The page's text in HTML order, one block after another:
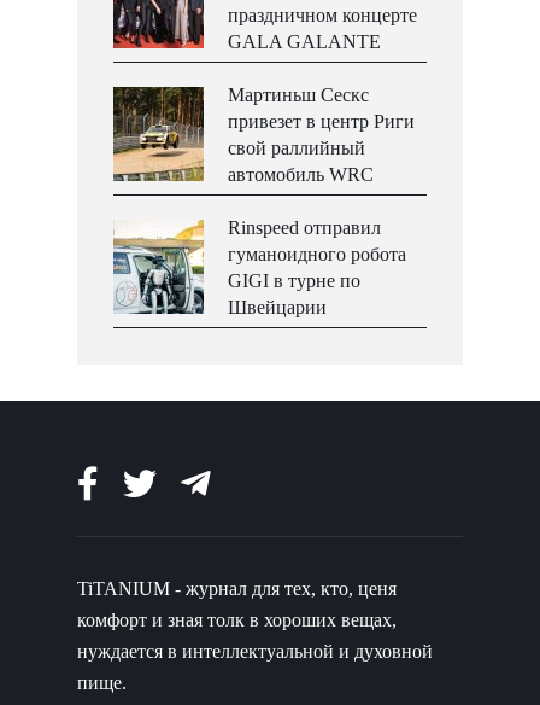
праздничном концерте
GALA GALANTE
Мартиньш Сескс
привезет в центр Риги
свой раллийный
автомобиль WRC
Rinspeed отправил
гуманоидного робота
GIGI в турне по
Швейцарии
TiTANIUM - журнал для тех, кто, ценя
комфорт и зная толк в хороших вещах,
нуждается в интеллектуальной и духовной
пище.